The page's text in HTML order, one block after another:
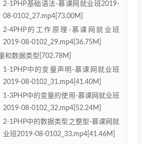
2-1PHP基础语法-慕课网就业班2019-
08-0102_27.mp4[73.00M]
2-4PHP的工作原理-慕课网就业班
2019-08-0102_29.mp4[36.75M]
和数据类型[702.78M]
1-1PHP中的变量声明-慕课网就业班
2019-08-0102_31.mp4[41.40M]
1-3PHP中的变量的使用-慕课网就业班
2019-08-0102_32.mp4[52.24M]
2-1PHP中的数据类型之整型-慕课网就
业班2019-08-0102_33.mp4[41.46M]